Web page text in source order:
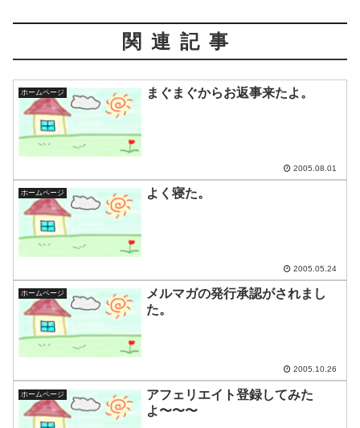
関連記事
ホームページ まぐまぐからお返事来たよ。
2005.08.01
ホームページ よく寝た。
2005.05.24
ホームページ
メルマガの発行承認がされまし
た。
2005.10.26
ホームページ
アフェリエイト登録してみた
よ〜〜〜